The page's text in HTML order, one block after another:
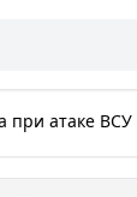
при атаке ВСУ